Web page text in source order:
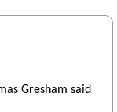
Gresham said